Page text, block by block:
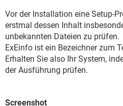
WHATSAPP
FACEBOOK
Vor der Installation eine Setup-
erstmal dessen Inhalt
unbekannten Dateien zu prüfen.
ExEinfo ist ein Bezeichner zum
Erhalten Sie also Ihr System,
der Ausführung prüfen.
Screenshot